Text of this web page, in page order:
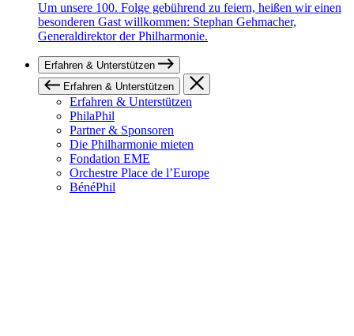
Um unsere 100. Folge gebührend zu feiern, heißen wir einen
besonderen Gast willkommen: Stephan Gehmacher,
Generaldirektor der Philharmonie.
Erfahren & Unterstützen
Erfahren & Unterstützen
Erfahren & Unterstützen
PhilaPhil
Partner & Sponsoren
Die Philharmonie mieten
Fondation EME
Orchestre Place de l’Europe
BénéPhil